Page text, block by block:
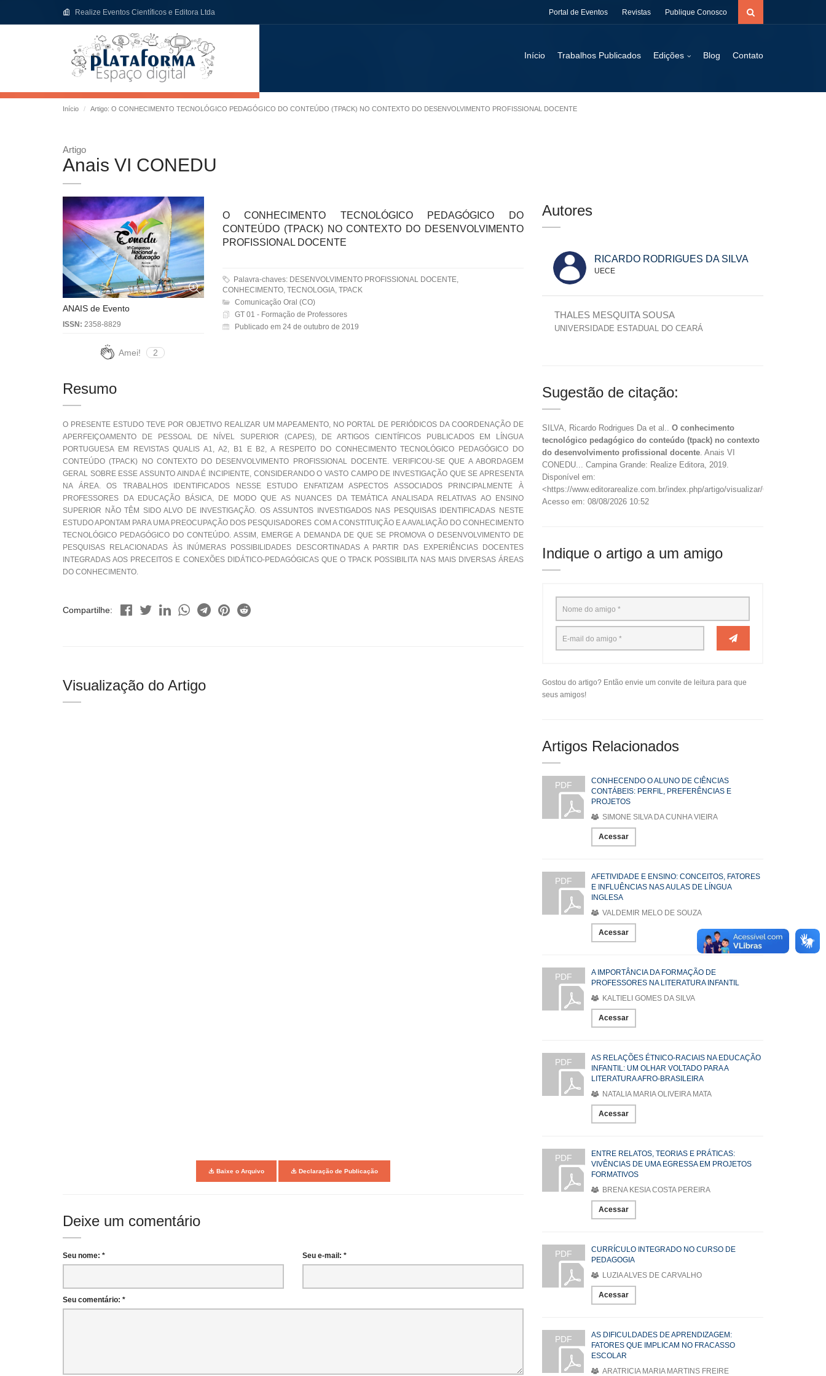
Realize Eventos Científicos e Editora Ltda Portal de Eventos Revistas Publique Conosco
Início Trabalhos Publicados Edições Blog Contato
Início Artigo: O CONHECIMENTO TECNOLÓGICO PEDAGÓGICO DO CONTEÚDO (TPACK) NO CONTEXTO DO DESENVOLVIMENTO PROFISSIONAL DOCENTE
Artigo
Anais VI CONEDU
ANAIS de Evento
ISSN: 2358-8829
Amei! 2
O CONHECIMENTO TECNOLÓGICO PEDAGÓGICO DO
CONTEÚDO (TPACK) NO CONTEXTO DO DESENVOLVIMENTO
PROFISSIONAL DOCENTE
Palavra-chaves: DESENVOLVIMENTO PROFISSIONAL DOCENTE,
CONHECIMENTO, TECNOLOGIA, TPACK
Comunicação Oral (CO)
GT 01 - Formação de Professores
Publicado em 24 de outubro de 2019
Resumo
O PRESENTE ESTUDO TEVE POR OBJETIVO REALIZAR UM MAPEAMENTO, NO PORTAL DE PERIÓDICOS DA COORDENAÇÃO DE
APERFEIÇOAMENTO DE PESSOAL DE NÍVEL SUPERIOR (CAPES), DE ARTIGOS CIENTÍFICOS PUBLICADOS EM LÍNGUA
PORTUGUESA EM REVISTAS QUALIS A1, A2, B1 E B2, A RESPEITO DO CONHECIMENTO TECNOLÓGICO PEDAGÓGICO DO
CONTEÚDO (TPACK) NO CONTEXTO DO DESENVOLVIMENTO PROFISSIONAL DOCENTE. VERIFICOU-SE QUE A ABORDAGEM
GERAL SOBRE ESSE ASSUNTO AINDA É INCIPIENTE, CONSIDERANDO O VASTO CAMPO DE INVESTIGAÇÃO QUE SE APRESENTA
NA ÁREA. OS TRABALHOS IDENTIFICADOS NESSE ESTUDO ENFATIZAM ASPECTOS ASSOCIADOS PRINCIPALMENTE À
PROFESSORES DA EDUCAÇÃO BÁSICA, DE MODO QUE AS NUANCES DA TEMÁTICA ANALISADA RELATIVAS AO ENSINO
SUPERIOR NÃO TÊM SIDO ALVO DE INVESTIGAÇÃO. OS ASSUNTOS INVESTIGADOS NAS PESQUISAS IDENTIFICADAS NESTE
ESTUDO APONTAM PARA UMA PREOCUPAÇÃO DOS PESQUISADORES COM A CONSTITUIÇÃO E A AVALIAÇÃO DO CONHECIMENTO
TECNOLÓGICO PEDAGÓGICO DO CONTEÚDO. ASSIM, EMERGE A DEMANDA DE QUE SE PROMOVA O DESENVOLVIMENTO DE
PESQUISAS RELACIONADAS ÀS INÚMERAS POSSIBILIDADES DESCORTINADAS A PARTIR DAS EXPERIÊNCIAS DOCENTES
INTEGRADAS AOS PRECEITOS E CONEXÕES DIDÁTICO-PEDAGÓGICAS QUE O TPACK POSSIBILITA NAS MAIS DIVERSAS ÁREAS
DO CONHECIMENTO.
Compartilhe:
Visualização do Artigo
Baixe o Arquivo Declaração de Publicação
Deixe um comentário
Seu nome: * Seu e-mail: *
Seu comentário: *
Autores
RICARDO RODRIGUES DA SILVA
UECE
THALES MESQUITA SOUSA
UNIVERSIDADE ESTADUAL DO CEARÁ
Sugestão de citação:
SILVA, Ricardo Rodrigues Da et al.. O conhecimento
tecnológico pedagógico do conteúdo (tpack) no contexto
do desenvolvimento profissional docente. Anais VI
CONEDU... Campina Grande: Realize Editora, 2019.
Disponível em:
<https://www.editorarealize.com.br/index.php/artigo/visualizar/61265>.
Acesso em: 08/08/2026 10:52
Indique o artigo a um amigo
Gostou do artigo? Então envie um convite de leitura para que
seus amigos!
Artigos Relacionados
PDF
CONHECENDO O ALUNO DE CIÊNCIAS
CONTÁBEIS: PERFIL, PREFERÊNCIAS E
PROJETOS
SIMONE SILVA DA CUNHA VIEIRA
Acessar
PDF
AFETIVIDADE E ENSINO: CONCEITOS, FATORES
E INFLUÊNCIAS NAS AULAS DE LÍNGUA
INGLESA
VALDEMIR MELO DE SOUZA
Acessar
PDF
A IMPORTÂNCIA DA FORMAÇÃO DE
PROFESSORES NA LITERATURA INFANTIL
KALTIELI GOMES DA SILVA
Acessar
PDF
AS RELAÇÕES ÉTNICO-RACIAIS NA EDUCAÇÃO
INFANTIL: UM OLHAR VOLTADO PARA A
LITERATURA AFRO-BRASILEIRA
NATALIA MARIA OLIVEIRA MATA
Acessar
PDF
ENTRE RELATOS, TEORIAS E PRÁTICAS:
VIVÊNCIAS DE UMA EGRESSA EM PROJETOS
FORMATIVOS
BRENA KESIA COSTA PEREIRA
Acessar
PDF
CURRÍCULO INTEGRADO NO CURSO DE
PEDAGOGIA
LUZIA ALVES DE CARVALHO
Acessar
PDF
AS DIFICULDADES DE APRENDIZAGEM:
FATORES QUE IMPLICAM NO FRACASSO
ESCOLAR
ARATRICIA MARIA MARTINS FREIRE